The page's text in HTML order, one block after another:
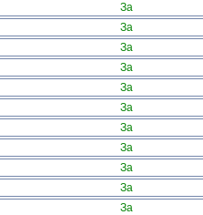
За
За
За
За
За
За
За
За
За
За
За